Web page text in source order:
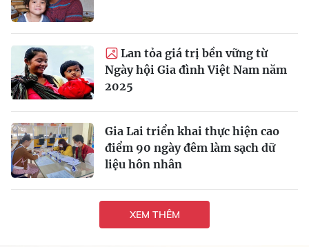
Lan tỏa giá trị bền vững từ
Ngày hội Gia đình Việt Nam năm
2025
Gia Lai triển khai thực hiện cao
điểm 90 ngày đêm làm sạch dữ
liệu hôn nhân
XEM THÊM